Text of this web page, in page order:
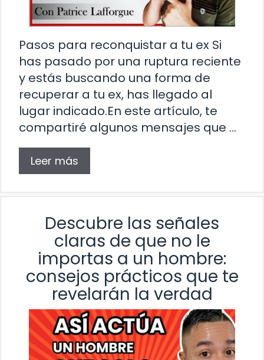
Pasos para reconquistar a tu ex Si
has pasado por una ruptura reciente
y estás buscando una forma de
recuperar a tu ex, has llegado al
lugar indicado.En este artículo, te
compartiré algunos mensajes que …
Leer más
Descubre las señales
claras de que no le
importas a un hombre:
consejos prácticos que te
revelarán la verdad